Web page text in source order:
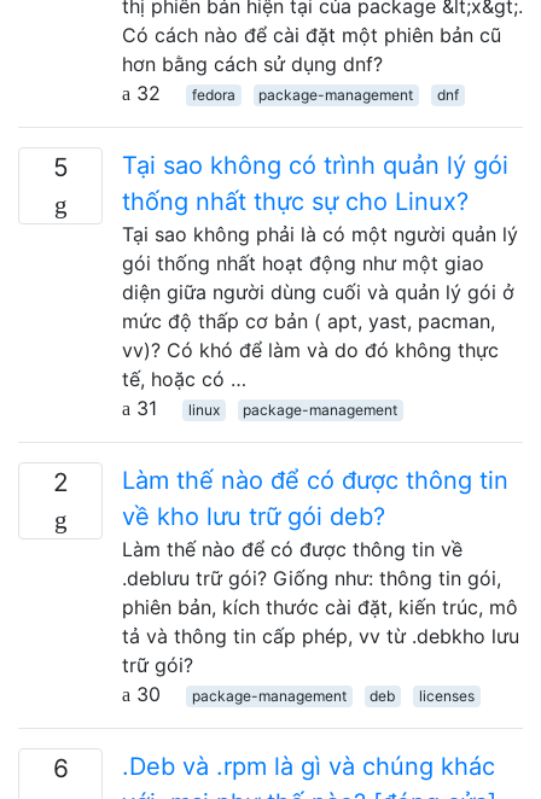
thị phiên bản hiện tại của package &lt;x&gt;.
Có cách nào để cài đặt một phiên bản cũ
hơn bằng cách sử dụng dnf?
32
fedora package-management dnf
5
Tại sao không có trình quản lý gói
thống nhất thực sự cho Linux?
Tại sao không phải là có một người quản lý
gói thống nhất hoạt động như một giao
diện giữa người dùng cuối và quản lý gói ở
mức độ thấp cơ bản ( apt, yast, pacman,
vv)? Có khó để làm và do đó không thực
tế, hoặc có …
31
linux package-management
2
Làm thế nào để có được thông tin
về kho lưu trữ gói deb?
Làm thế nào để có được thông tin về
.deblưu trữ gói? Giống như: thông tin gói,
phiên bản, kích thước cài đặt, kiến ​​trúc, mô
tả và thông tin cấp phép, vv từ .debkho lưu
trữ gói?
30
package-management deb licenses
6
.Deb và .rpm là gì và chúng khác